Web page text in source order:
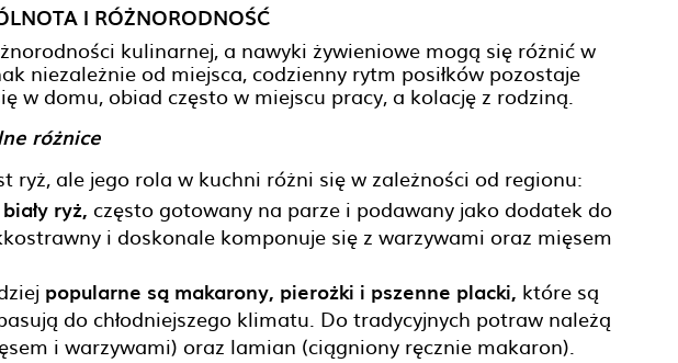
I RÓŻNORODNOŚĆ
kulinarnej, a nawyki żywieniowe mogą się różnić w
niezależnie od miejsca, codzienny rytm posiłków pozostaje
w domu, obiad często w miejscu pracy, a kolację z rodziną.
różnice
ryż, ale jego rola w kuchni różni się w zależności od regionu:
biały ryż, często gotowany na parze i podawany jako dodatek do
i doskonale komponuje się z warzywami oraz mięsem
popularne są makarony, pierożki i pszenne placki, które są
do chłodniejszego klimatu. Do tradycyjnych potraw należą
i warzywami) oraz lamian (ciągniony ręcznie makaron).